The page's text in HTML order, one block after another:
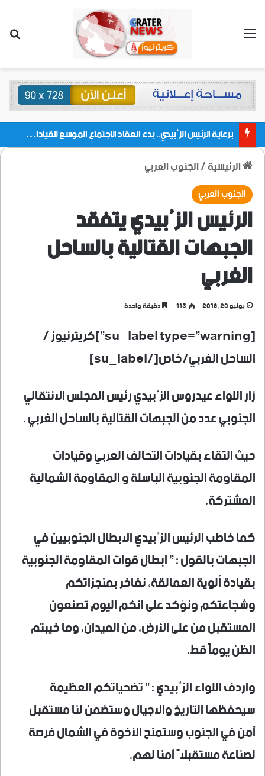
القائمة
برعاية الرئيس الزُبيدي.. بدء انعقاد الاجتماع الموسع للقيادات المحلية بالعاصمة ولمديريات وكتل مجلس العموم ومنسقيات الجامعة بالعاصمة عدن
الرئيسية/الجنوب العربي
الجنوب العربي
الرئيس الزُبيدي يتفقد
الجبهات القتالية بالساحل
الغربي
يونيو 20, 2018 113 دقيقة واحدة
[su_label type=”warning”]كريترنيوز /
الساحل الغربي/خاص[/su_label]
زار اللواء عيدروس الزُبيدي رئيس المجلس الانتقالي
الجنوبي عدد من الجبهات القتالية بالساحل الغربي .
حيث التقاء بقيادات التحالف العربي وقيادات
المقاومة الجنوبية الباسلة و المقاومة الشمالية
المشتركة.
كما خاطب الرئيس الزُبيدي الابطال الجنوبيين في
الجبهات بالقول : ” ابطال قوات المقاومة الجنوبية
بقيادة ألوية العمالقة، نفاخر بمنجزاتكم
وشجاعتكم ونؤكد على انكم اليوم تصنعون
المستقبل من على الأرض، من الميدان، وما خيبتم
الظن يوماً قط.
واردف اللواء الزُبيدي : ” تضحياتكم العظيمة
سيحفظها التاريخ والاجيال وستضمن لنا مستقبل
آمن في الجنوب وستمنح الأخوة في الشمال فرصة
لصناعة مستقبلاً آمناً لهم.